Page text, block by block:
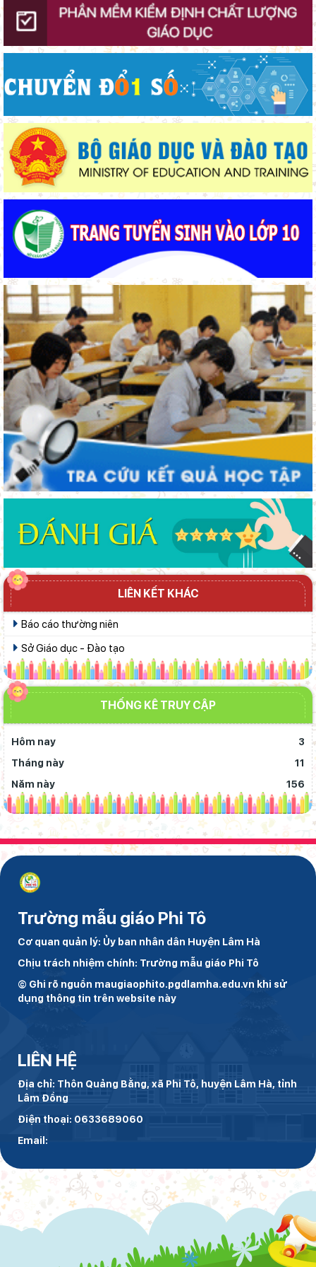
chính sách giáo dục hòa nhập
Thắp sáng văn hóa đọc từ những “Thư viện thân thiện”
Gieo mầm hiếu học nơi vùng xa
Giữ vững nền tảng tư tưởng của Ðảng từ học đường
Khát khao thay đổi cuộc sống bằng con đường học tập
Lâm Đồng lấy ý kiến dự thảo chính sách thu hút, đãi ngộ và đào
tạo nguồn nhân lực y tế
Từ khát vọng dân giàu, nước mạnh đến lý luận kinh tế thị
trường định hướng XHCN trong kỷ nguyên mới - Bài 2: Khơi
thông nguồn lực, vững bước tiến vào kỷ nguyên mới (tiếp theo
và hết)
nghẽn về chuyển đổi số
Phường Xuân Trường – Đà Lạt: trang bị kiến thức, kỹ năng
phòng, chống đuối nước và sơ cấp cứu cho thanh thiếu nhi
Từ khát vọng dân giàu, nước mạnh đến lý luận kinh tế thị
trường định hướng XHCN trong kỷ nguyên mới - Bài 1: Khẳng
định tư tưởng Hồ Chí Minh, đấu tranh với luận điệu xuyên tạc
LIÊN KẾT KHÁC
Báo cáo thường niên
Sở Giáo dục - Đào tạo
THỐNG KÊ TRUY CẬP
Hôm nay
3
Tháng này
11
Năm này
156
Trường mẫu giáo Phi Tô
Cơ quan quản lý: Ủy ban nhân dân Huyện Lâm Hà
Chịu trách nhiệm chính: Trường mẫu giáo Phi Tô
© Ghi rõ nguồn maugiaophito.pgdlamha.edu.vn khi sử
dụng thông tin trên website này
LIÊN HỆ
Địa chỉ: Thôn Quảng Bằng, xã Phi Tô, huyện Lâm Hà, tỉnh
Lâm Đồng
Điện thoại: 0633689060
Email: